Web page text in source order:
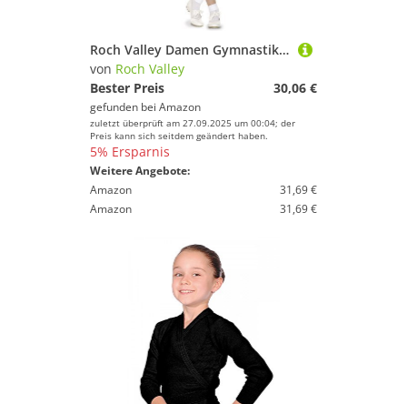
Roch Valley Damen Gymnastikanzug mit Rollkragen, langärmlig, Größe M, Schwarz
von Roch Valley
Bester Preis
30,06 €
gefunden bei Amazon
zuletzt überprüft am 27.09.2025 um 00:04; der
Preis kann sich seitdem geändert haben.
5% Ersparnis
Weitere Angebote:
Amazon
31,69 €
Amazon
31,69 €